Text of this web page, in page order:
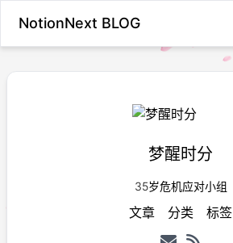
NotionNext BLOG
梦醒时分
35岁危机应对小组
文章 分类 标签